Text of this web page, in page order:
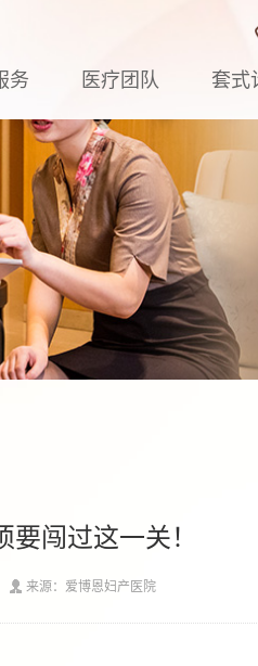
务 医疗团队 套式
闯过这一关！
来源：爱博恩妇产医院